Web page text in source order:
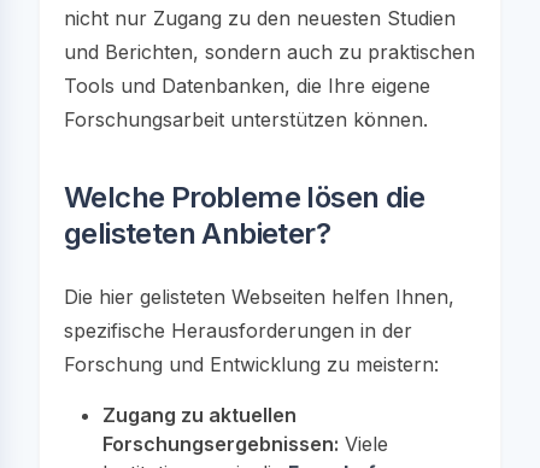
nicht nur Zugang zu den neuesten Studien
und Berichten, sondern auch zu praktischen
Tools und Datenbanken, die Ihre eigene
Forschungsarbeit unterstützen können.
Welche Probleme lösen die
gelisteten Anbieter?
Die hier gelisteten Webseiten helfen Ihnen,
spezifische Herausforderungen in der
Forschung und Entwicklung zu meistern:
Zugang zu aktuellen
Forschungsergebnissen: Viele